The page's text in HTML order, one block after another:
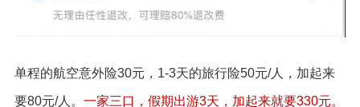
单程的航空意外险30元，1-3天的旅行险50元/人，加起来
要80元/人。 一家三口，假期出游3天，加起来就要330元。